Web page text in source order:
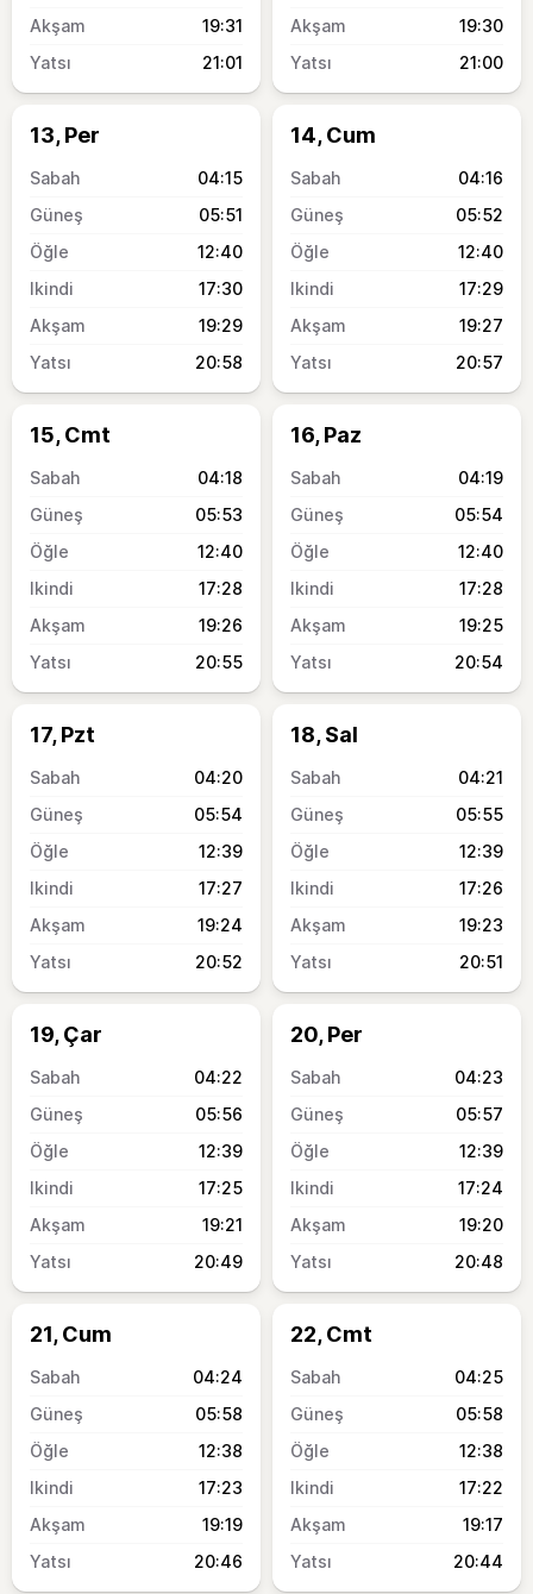
19:31
21:01
19:30
21:00
13, Per
04:15
05:51
12:40
17:30
19:29
20:58
14, Cum
04:16
05:52
12:40
17:29
19:27
20:57
15, Cmt
04:18
05:53
12:40
17:28
19:26
20:55
16, Paz
04:19
05:54
12:40
17:28
19:25
20:54
17, Pzt
04:20
05:54
12:39
17:27
19:24
20:52
18, Sal
04:21
05:55
12:39
17:26
19:23
20:51
19, Çar
04:22
05:56
12:39
17:25
19:21
20:49
20, Per
04:23
05:57
12:39
17:24
19:20
20:48
21, Cum
04:24
05:58
12:38
17:23
19:19
20:46
22, Cmt
04:25
05:58
12:38
17:22
19:17
20:44